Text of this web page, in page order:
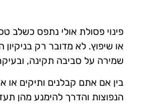
פינוי פסולת אולי נתפס כשלב
או שיפוץ. לא מדובר רק
שמירה על סביבה תקינה,
בין אם אתם קבלנים ותיקים או
הנפוצות והדרך להימנע מהן